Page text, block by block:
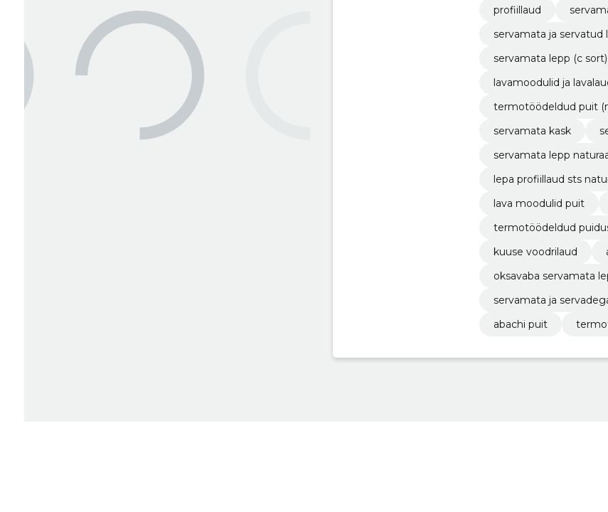
profiillaud
servamata ja servatud
servamata lepp (c sort)
lavamoodulid ja
termotöödeldud puit
servamata kask
servamata lepp
lepa profiillaud sts
lava moodulid puit
termotöödeldud
kuuse voodrilaud
oksavaba servamata
servamata ja
abachi puit